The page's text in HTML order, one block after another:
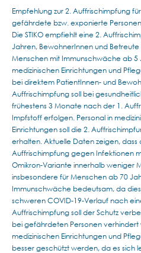
Empfehlung zur 2. Auffrischimpfung
gefährdete bzw. exponierte
Die STIKO empfiehlt eine 2.
Jahren, BewohnerInnen und
Menschen mit Immunschwäche ab 5
medizinischen Einrichtungen und
bei direktem PatientInnen- und
Auffrischimpfung soll bei
frühestens 3 Monate nach der 1.
Impfstoff erfolgen. Personal in
Einrichtungen soll die 2.
erhalten. Aktuelle Daten zeigen, dass
Auffrischimpfung gegen Infektionen
Omikron-Variante innerhalb weniger
insbesondere für Menschen ab 70
Immunschwäche bedeutsam, da
schweren COVID-19-Verlauf nach
Auffrischimpfung soll der Schutz
bei gefährdeten Personen verhindert
medizinischen Einrichtungen und
besser geschützt werden, da es sich